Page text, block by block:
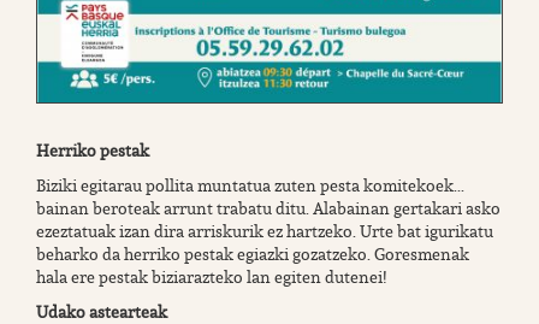
Herriko pestak
Biziki egitarau pollita muntatua zuten pesta komitekoek...
bainan beroteak arrunt trabatu ditu. Alabainan gertakari asko
ezeztatuak izan dira arriskurik ez hartzeko. Urte bat igurikatu
beharko da herriko pestak egiazki gozatzeko. Goresmenak
hala ere pestak biziarazteko lan egiten dutenei!
Udako astearteak